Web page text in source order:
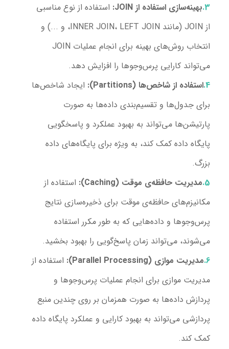
بهینه‌سازی استفاده از JOIN:
استفاده از نوع مناسبی
از JOIN (مانند INNER JOIN، LEFT JOIN، و ...) و
انتخاب روش‌های بهینه برای انجام عملیات JOIN
می‌تواند کارایی پرس‌و‌جوها را افزایش دهد.
استفاده از شاخص‌ها (Partitions):
ایجاد شاخص‌ها
برای جدول‌ها و تقسیم‌بندی داده‌ها به صورت
پارتیشن‌ها می‌تواند به بهبود عملکرد و پاسخگویی
پایگاه داده کمک کند، به ویژه برای پایگاه‌های داده
بزرگ.
مدیریت حافظه‌ی موقت (Caching):
استفاده از
مکانیزم‌های حافظه‌ی موقت برای ذخیره‌سازی نتایج
پرس‌و‌جوها و داده‌هایی که به طور مکرر استفاده
می‌شوند، می‌تواند زمان پاسخ‌گویی را بهبود بخشید.
مدیریت موازی (Parallel Processing):
استفاده از
مدیریت موازی برای انجام عملیات پرس‌و‌جوها و
پردازش داده‌ها به صورت همزمان بر روی چندین منبع
پردازشی می‌تواند به بهبود کارایی و عملکرد پایگاه داده
کمک کند.